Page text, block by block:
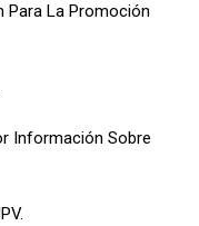
Para La Promoción
Información Sobre